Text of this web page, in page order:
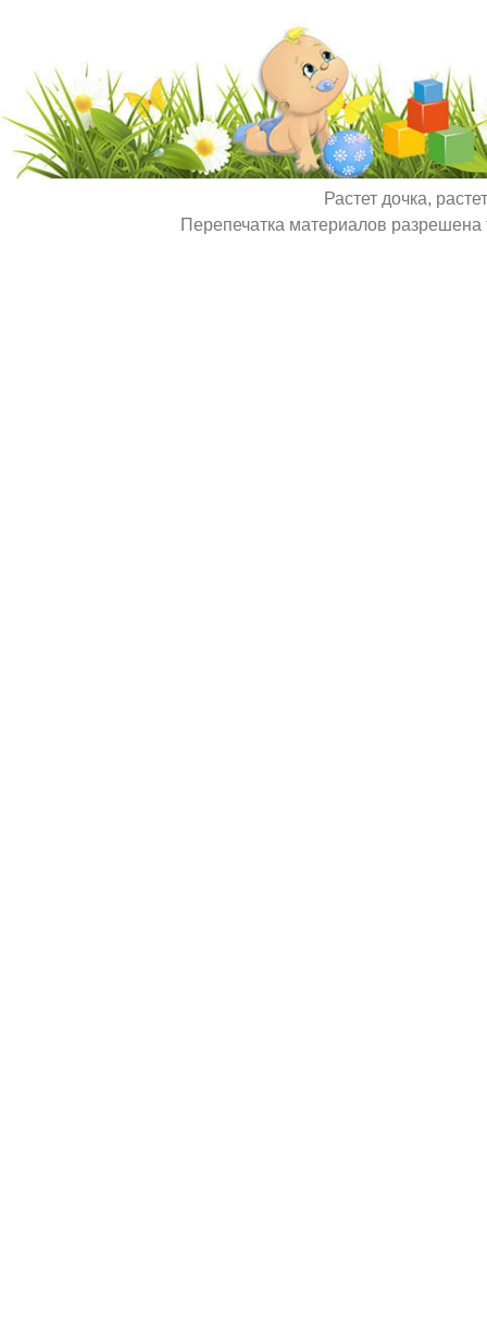
Растет дочка,
Перепечатка материалов разрешена